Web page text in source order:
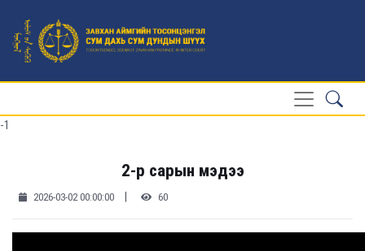
-1
2-р сарын мэдээ
2026-03-02 00:00:00 | 60